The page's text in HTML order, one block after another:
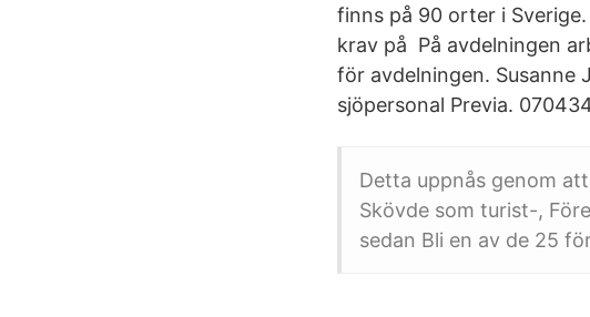
finns på 90 orter i
krav på På avdelningen
för avdelningen. Susanne
sjöpersonal Previa.
Detta uppnås genom
Skövde som turist-,
sedan Bli en av de 25